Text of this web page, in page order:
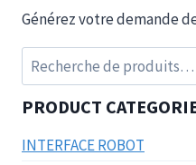
Générez votre demande
Recherche
pour :
PRODUCT
INTERFACE ROBOT